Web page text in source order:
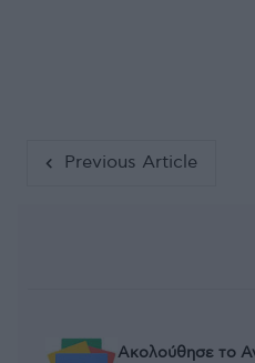
Previous Article
Ακολούθησε το